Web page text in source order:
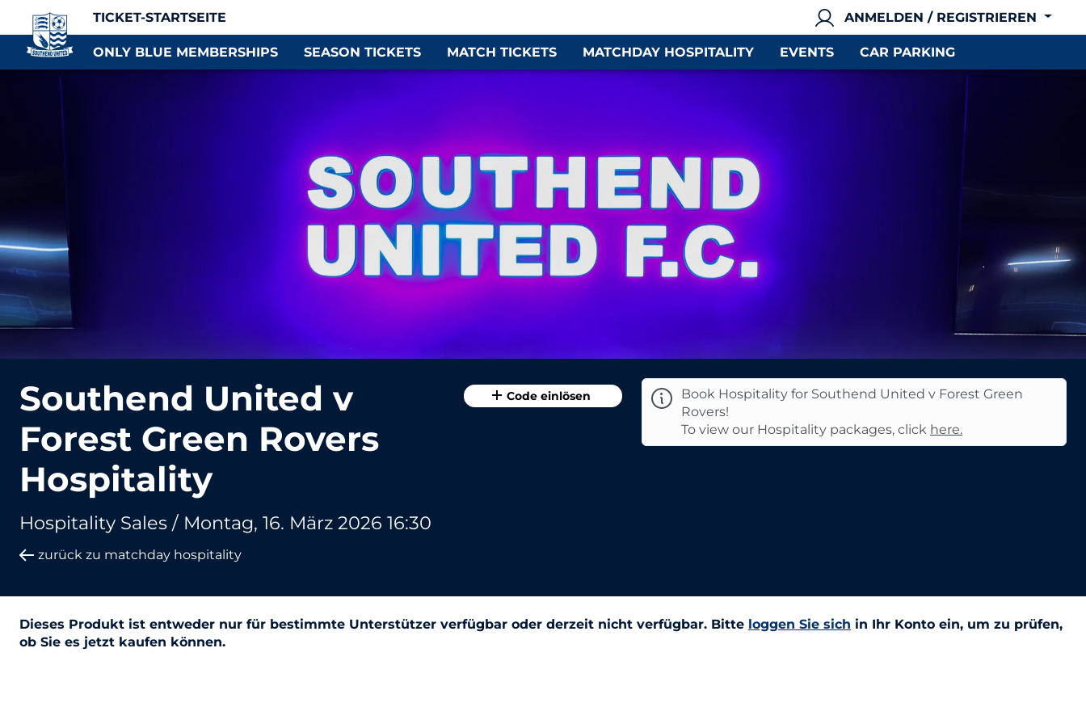
TICKET-STARTSEITE ANMELDEN / REGISTRIEREN
ONLY BLUE MEMBERSHIPS SEASON TICKETS MATCH TICKETS MATCHDAY HOSPITALITY EVENTS CAR PARKING
Southend United v
Forest Green Rovers
Hospitality
Hospitality Sales / Montag, 16. März 2026 16:30
zurück zu matchday hospitality
Code einlösen
Book Hospitality for Southend United v Forest Green
Rovers!
To view our Hospitality packages, click here.
Dieses Produkt ist entweder nur für bestimmte Unterstützer verfügbar oder derzeit nicht verfügbar. Bitte loggen Sie sich in Ihr Konto ein, um zu prüfen,
ob Sie es jetzt kaufen können.